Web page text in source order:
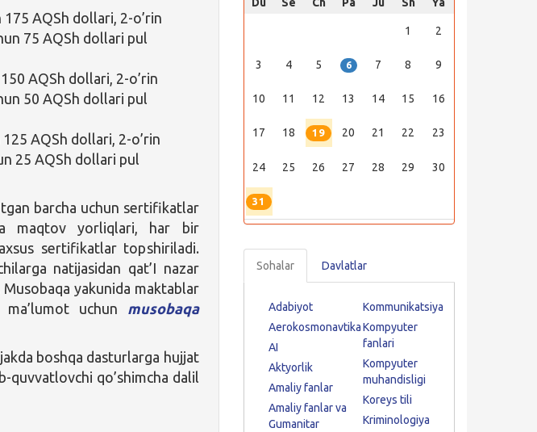
175 AQSh dollari, 2-o’rin
75 AQSh dollari pul
AQSh dollari, 2-o’rin
50 AQSh dollari pul
125 AQSh dollari, 2-o’rin
25 AQSh dollari pul
barcha uchun sertifikatlar
maqtov yorliqlari, har bir
sertifikatlar topshiriladi.
natijasidan qat’I nazar
yakunida maktablar
uchun
musobaqa
boshqa dasturlarga hujjat
quvvatlovchi qo’shimcha dalil
1 2
3 4 5 6 7 8 9
10 11 12 13 14 15 16
17 18 19 20 21 22 23
24 25 26 27 28 29 30
31
Sohalar Davlatlar
Adabiyot
Aerokosmonavtika
AI
Aktyorlik
Amaliy fanlar
Amaliy fanlar va
Gumanitar
Kommunikatsiya
Kompyuter
fanlari
Kompyuter
muhandisligi
Koreys tili
Kriminologiya